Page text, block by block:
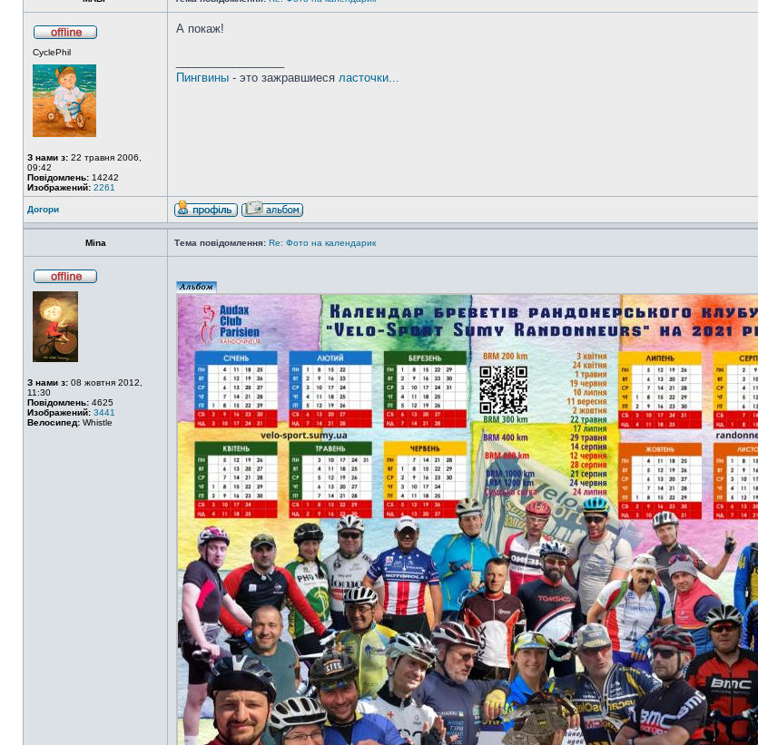
CyclePhil
З нами з: 22 травня 2006,
09:42
Повідомлень: 14242
Изображений: 2261
А покаж!
Пингвины - это зажравшиеся ласточки...
Догори
Mina Тема повідомлення: Re: Фото на календарик
З нами з: 08 жовтня 2012,
11:30
Повідомлень: 4625
Изображений: 3441
Велосипед: Whistle